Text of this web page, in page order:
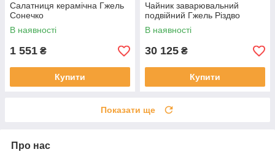
Салатниця керамічна Гжель
Сонечко
В наявності
1 551 ₴
Купити
Чайник заварювальний
подвійний Гжель Різдво
В наявності
30 125 ₴
Купити
Показати ще
Про нас